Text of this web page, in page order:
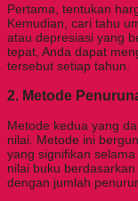
Pertama, tentukan
Kemudian, cari tahu
atau depresiasi yang
tepat, Anda dapat
tersebut setiap tahun.
2. Metode
Metode kedua yang
nilai. Metode ini
yang signifikan
nilai buku
dengan jumlah